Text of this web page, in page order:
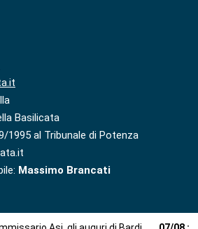
Basilicata
1995 al Tribunale di Potenza
Massimo Brancati